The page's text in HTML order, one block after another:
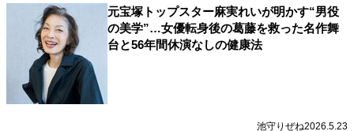
元宝塚トップスター麻実れいが明かす“男役
の美学”…女優転身後の葛藤を救った名作舞
台と56年間休演なしの健康法
池守りぜね2026.5.23